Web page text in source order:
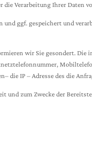
die Verarbeitung Ihrer
ggf. gespeichert und
wir Sie gesondert. Die
die IP – Adresse des die
und zum Zwecke der